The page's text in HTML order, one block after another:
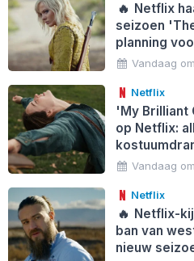
🔥 Netflix
seizoen
planning
Vandaag
Netflix
'My Brilliant
op Netflix:
Vandaag om
Netflix
🔥 Netflix-
ban van
nieuw